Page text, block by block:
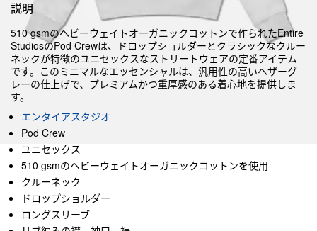
説明
510 gsmのヘビーウェイトオーガニックコットンで作られたEntire
StudiosのPod Crewは、ドロップショルダーとクラシックなクルー
ネックが特徴のユニセックスなストリートウェアの定番アイテム
です。このミニマルなエッセンシャルは、汎用性の高いヘザーグ
レーの仕上げで、プレミアムかつ重厚感のある着心地を提供しま
す。
エンタイアスタジオ
Pod Crew
ユニセックス
510 gsmのヘビーウェイトオーガニックコットンを使用
クルーネック
ドロップショルダー
ロングスリーブ